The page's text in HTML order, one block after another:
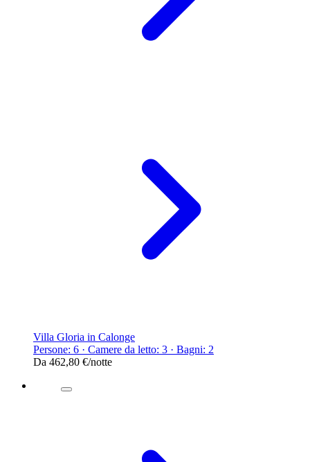
Villa Gloria in Calonge
Persone: 6 · Camere da letto: 3 · Bagni: 2
Da 462,80 €/notte